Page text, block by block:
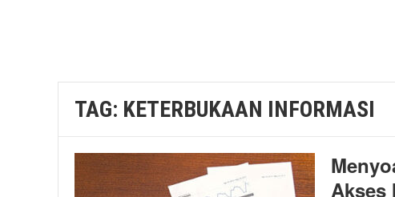
TAG: KETERBUKAAN INFORMASI
Akses